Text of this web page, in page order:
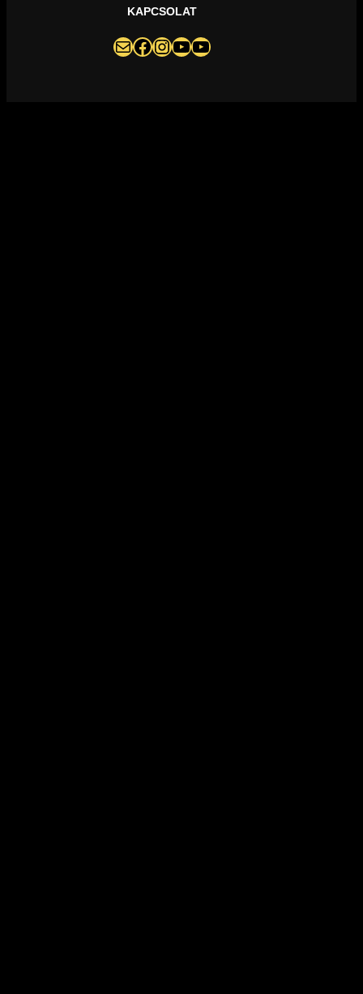
KAPCSOLAT
darazsak@darazsak.hu @kobanyaidarazsak @darazsak Kőbányai Darazsak csatorna Darazsak Online Basketball csatorna